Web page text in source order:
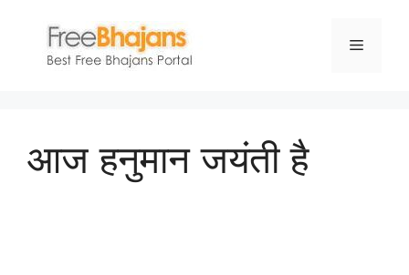
content
Menu
आज हनुमान जयंती है